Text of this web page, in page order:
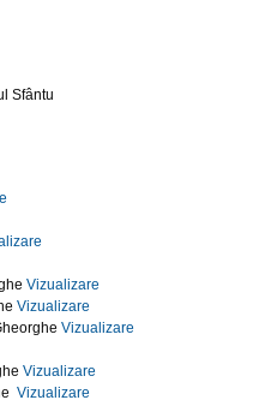
Sfântu
Vizualizare
Vizualizare
Vizualizare
Vizualizare
Vizualizare